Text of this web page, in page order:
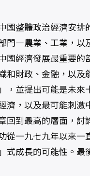
國整體政治經濟安
門―農業、工業，以
經濟發展最重要的
和財政、金融，以及
，並提出可能是未來
濟，以及最可能刺激
回到最高的層面，討
從一九七九年以來一
式成長的可能性。最